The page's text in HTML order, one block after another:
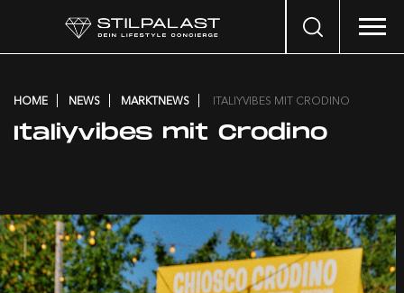
Search
HOME NEWS MARKTNEWS ITALIYVIBES MIT CRODINO
Italiyvibes mit Crodino